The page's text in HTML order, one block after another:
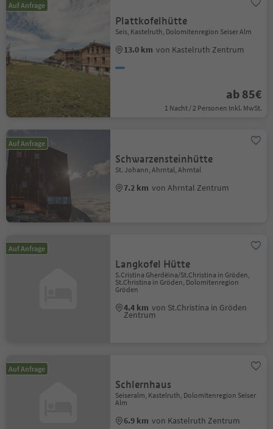
Auf Anfrage
Plattkofelhütte
Seis, Kastelruth, Dolomitenregion Seiser Alm
13.0 km von Kastelruth Zentrum
ab 85€
1 Nacht / 2 Personen Inkl. MwSt.
Auf Anfrage
Schwarzensteinhütte
St. Johann, Ahrntal, Ahrntal
7.2 km von Ahrntal Zentrum
Auf Anfrage
Langkofel Hütte
S.Cristina Gherdëina/St.Christina in Gröden,
St.Christina in Gröden, Dolomitenregion
Gröden
4.4 km von St.Christina in Gröden
Zentrum
Auf Anfrage
Schlernhaus
Seiseralm, Kastelruth, Dolomitenregion Seiser
Alm
6.9 km von Kastelruth Zentrum